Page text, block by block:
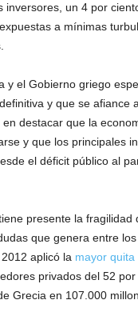
inversores, un 4 por
a mínimas
y el Gobierno griego
y que se afiance
destacar que la
y que los principales
el déficit público al
presente la fragilidad
que genera entre
aplicó la mayor
privados del 52
Grecia en 107.000